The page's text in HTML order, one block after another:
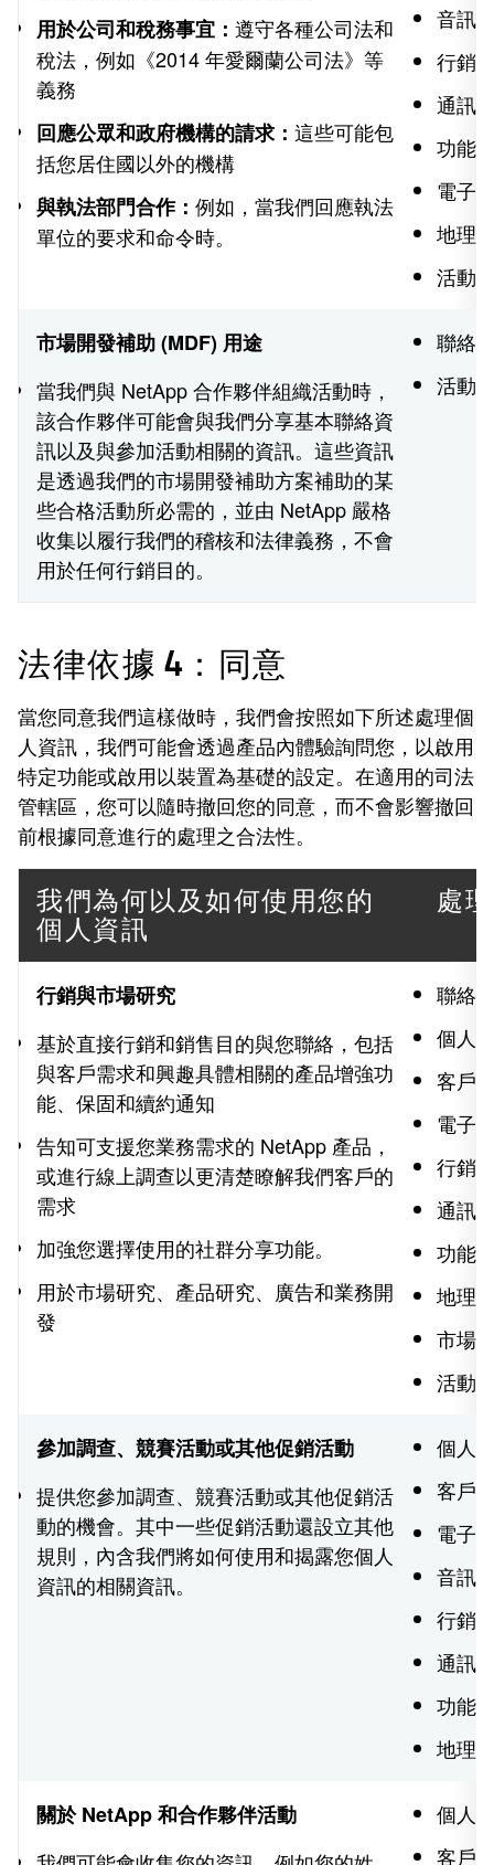
用於公司和稅務事宜： 遵守各種公司法和
稅法，例如《2014 年愛爾蘭公司法》等
義務
回應公眾和政府機構的請求： 這些可能包
括您居住國以外的機構
與執法部門合作： 例如，當我們回應執法
單位的要求和命令時。
音訊
行銷
通訊
功能
電子
地理
活動
市場開發補助 (MDF) 用途
當我們與 NetApp 合作夥伴組織活動時，
該合作夥伴可能會與我們分享基本聯絡資
訊以及與參加活動相關的資訊。這些資訊
是透過我們的市場開發補助方案補助的某
些合格活動所必需的，並由 NetApp 嚴格
收集以履行我們的稽核和法律義務，不會
用於任何行銷目的。
聯絡
活動
法律依據 4：同意
當您同意我們這樣做時，我們會按照如下所述處理個
人資訊，我們可能會透過產品內體驗詢問您，以啟用
特定功能或啟用以裝置為基礎的設定。在適用的司法
管轄區，您可以隨時撤回您的同意，而不會影響撤回
前根據同意進行的處理之合法性。
我們為何以及如何使用您的
個人資訊
處
行銷與市場研究
基於直接行銷和銷售目的與您聯絡，包括
與客戶需求和興趣具體相關的產品增強功
能、保固和續約通知
告知可支援您業務需求的 NetApp 產品，
或進行線上調查以更清楚瞭解我們客戶的
需求
加強您選擇使用的社群分享功能。
用於市場研究、產品研究、廣告和業務開
發
聯絡
個人
客戶
電子
行銷
通訊
功能
地理
市場
活動
參加調查、競賽活動或其他促銷活動
提供您參加調查、競賽活動或其他促銷活
動的機會。其中一些促銷活動還設立其他
規則，內含我們將如何使用和揭露您個人
資訊的相關資訊。
個人
客戶
電子
音訊
行銷
通訊
功能
地理
關於 NetApp 和合作夥伴活動
個人
客戶